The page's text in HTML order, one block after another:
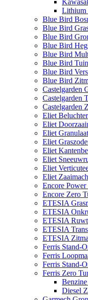
Lithium
Blue Bird
Blue Bird
Blue Bird
Blue Bird
Blue Bird
Blue Bird
Blue Bird
Blue Bird
Castelgarden
Castelgarden
Castelgarden
Eliet Beluchter
Eliet
Eliet
Eliet
Eliet
Eliet
Eliet
Eliet
Encore
Encore Zero
ETESIA
ETESIA
ETESIA
ETESIA
ETESIA
Ferris Stand-
Ferris
Ferris Stand-
Ferris Zero
Diesel